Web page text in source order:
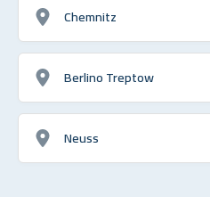
Chemnitz
Berlino Treptow
Neuss